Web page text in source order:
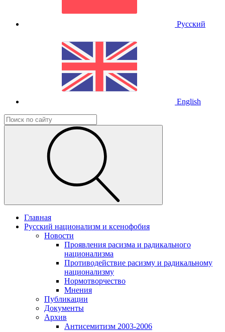
Русский
English
Главная
Русский национализм и ксенофобия
Новости
Проявления расизма и радикального
национализма
Противодействие расизму и радикальному
национализму
Нормотворчество
Мнения
Публикации
Документы
Архив
Антисемитизм 2003-2006